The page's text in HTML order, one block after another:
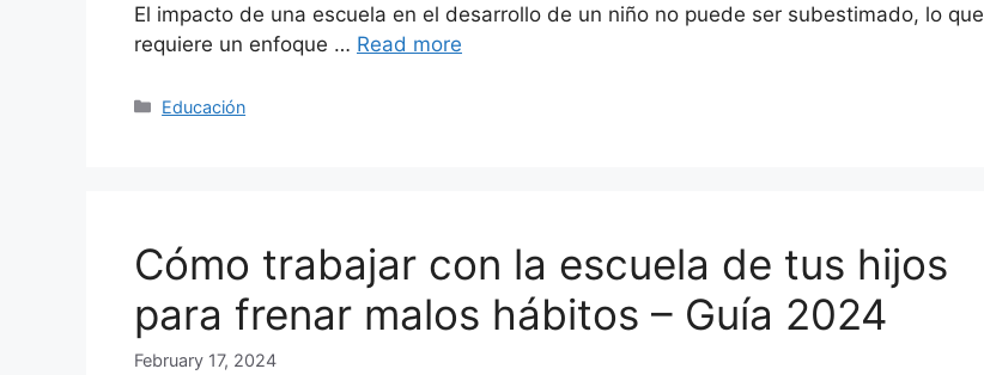
El impacto de una escuela en el desarrollo de un niño no puede ser subestimado, lo que
requiere un enfoque … Read more
Categories
Educación
Cómo trabajar con la escuela de tus hijos
para frenar malos hábitos – Guía 2024
February 17, 2024